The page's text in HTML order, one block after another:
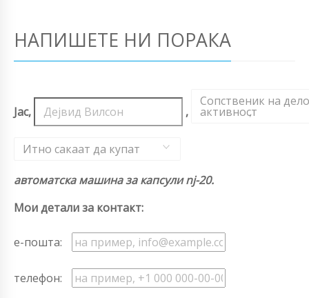
НАПИШЕТЕ НИ ПОРАКА
Јас, ,
Сопственик на
активност
,
Итно сакаат да купат
автоматска машина за капсули nj-20.
Мои детали за контакт:
е-пошта:
телефон: